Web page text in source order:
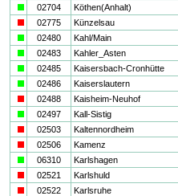
02704 Köthen(Anhalt)
02775 Künzelsau
02480 Kahl/Main
02483 Kahler_Asten
02485 Kaisersbach-Cronhütte
02486 Kaiserslautern
02488 Kaisheim-Neuhof
02497 Kall-Sistig
02503 Kaltennordheim
02506 Kamenz
06310 Karlshagen
02521 Karlshuld
02522 Karlsruhe